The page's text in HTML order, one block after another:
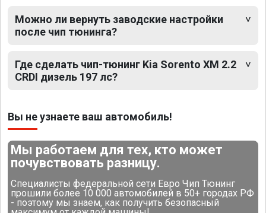
Можно ли вернуть заводские настройки
после чип тюнинга?
Где сделать чип-тюнинг Kia Sorento XM 2.2
CRDI дизель 197 лс?
Вы не узнаете ваш автомобиль!
Мы работаем для тех, кто может
почувствовать разницу.
Специалисты федеральной сети Евро Чип Тюнинг
прошили более 10 000 автомобилей в 50+ городах РФ
- поэтому мы знаем, как получить безопасный